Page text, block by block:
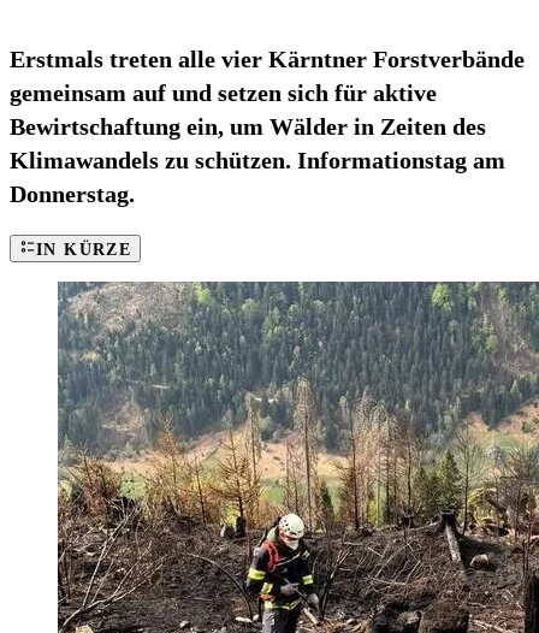
Erstmals treten alle vier Kärntner Forstverbände
gemeinsam auf und setzen sich für aktive
Bewirtschaftung ein, um Wälder in Zeiten des
Klimawandels zu schützen. Informationstag am
Donnerstag.
IN KÜRZE